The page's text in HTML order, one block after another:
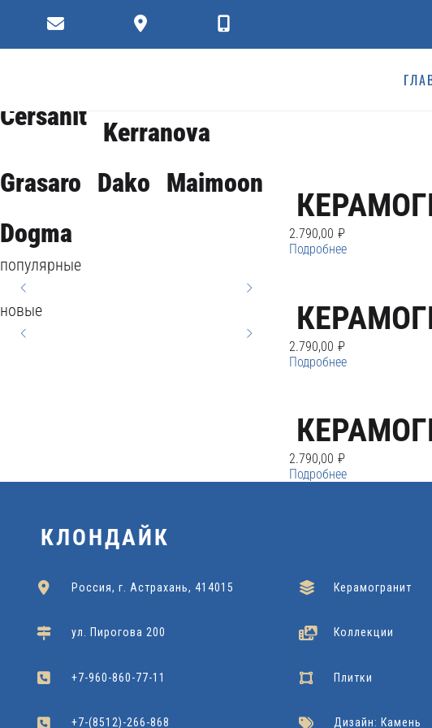
Fabrika
Cersanit
Kerranova
Grasaro Dako Maimoon
Dogma
популярные
новые
₽
2.790,00
Подробнее
₽
2.790,00
Подробнее
₽
2.790,00
Подробнее
КЛОНДАЙК
Россия, г. Астрахань, 414015
ул. Пирогова 200
+7-960-860-77-11
+7-(8512)-266-868
Керамогранит
Коллекции
Плитки
Дизайн: Камень